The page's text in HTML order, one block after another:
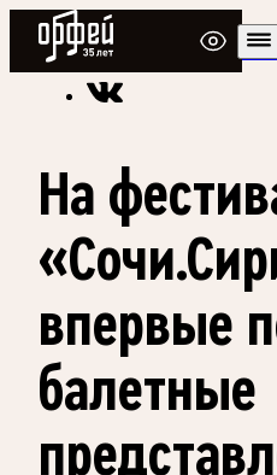
Радио Орфей
Радио классической
На
впервые
балетные